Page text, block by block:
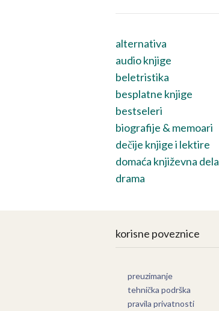
alternativa
audio knjige
beletristika
besplatne knjige
bestseleri
biografije & memoari
dečije knjige i lektire
domaća književna dela
drama
korisne poveznice
preuzimanje
tehnička podrška
pravila privatnosti